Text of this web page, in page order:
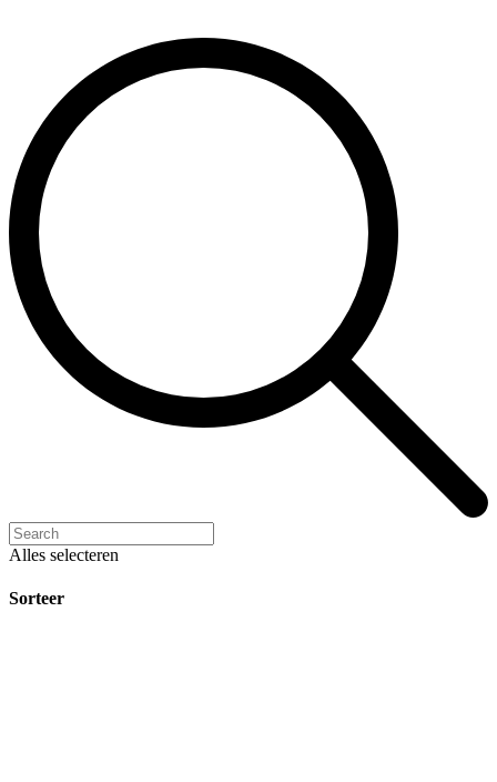
Alles selecteren
Sorteer